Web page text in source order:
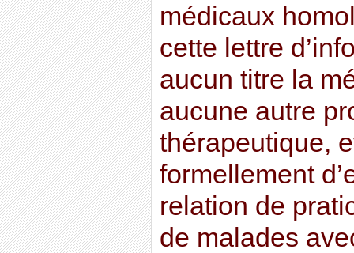
médicaux
cette lettre
aucun titre la
aucune autre
thérapeutique,
formellement
relation de
de malades